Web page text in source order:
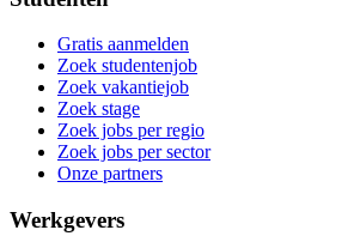
Gratis aanmelden
Zoek studentenjob
Zoek vakantiejob
Zoek stage
Zoek jobs per regio
Zoek jobs per sector
Onze partners
Werkgevers